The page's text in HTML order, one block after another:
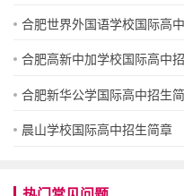
合肥世界外国语学校国际高
合肥高新中加学校国际高中
合肥新华公学国际高中招生
晨山学校国际高中招生简章